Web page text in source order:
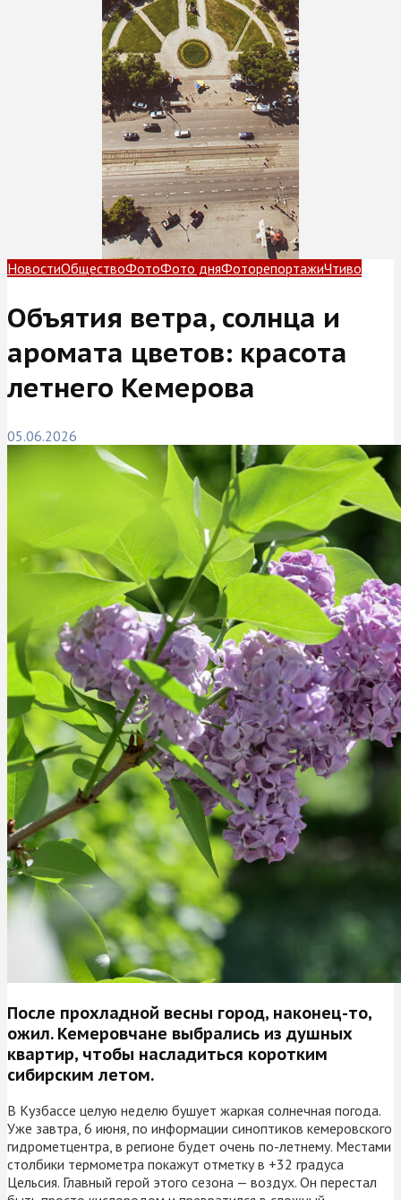
НовостиОбществоФотоФото дняФоторепортажиЧтиво
Объятия ветра, солнца и
аромата цветов: красота
летнего Кемерова
05.06.2026
После прохладной весны город, наконец-то,
ожил. Кемеровчане выбрались из душных
квартир, чтобы насладиться коротким
сибирским летом.
В Кузбассе целую неделю бушует жаркая солнечная погода.
Уже завтра, 6 июня, по информации синоптиков кемеровского
гидрометцентра, в регионе будет очень по-летнему. Местами
столбики термометра покажут отметку в +32 градуса
Цельсия. Главный герой этого сезона — воздух. Он перестал